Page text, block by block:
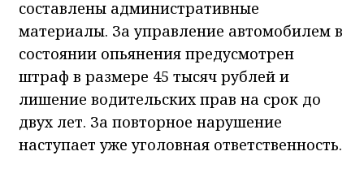
составлены административные
материалы. За управление автомобилем в
состоянии опьянения предусмотрен
штраф в размере 45 тысяч рублей и
лишение водительских прав на срок до
двух лет. За повторное нарушение
наступает уже уголовная ответственность.